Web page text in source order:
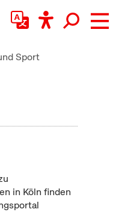
Sport
in Köln finden